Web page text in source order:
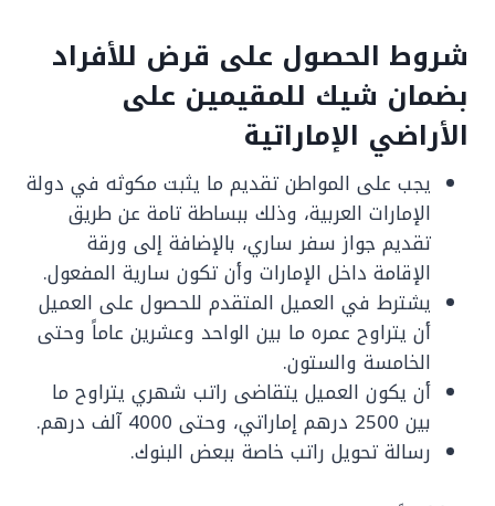
شروط الحصول على قرض للأفراد
بضمان شيك للمقيمين على
الأراضي الإماراتية
يجب على المواطن تقديم ما يثبت مكوثه في دولة
الإمارات العربية، وذلك ببساطة تامة عن طريق
تقديم جواز سفر ساري، بالإضافة إلى ورقة
الإقامة داخل الإمارات وأن تكون سارية المفعول.
يشترط في العميل المتقدم للحصول على العميل
أن يتراوح عمره ما بين الواحد وعشرين عاماً وحتى
الخامسة والستون.
أن يكون العميل يتقاضى راتب شهري يتراوح ما
بين 2500 درهم إماراتي، وحتى 4000 آلف درهم.
رسالة تحويل راتب خاصة ببعض البنوك.